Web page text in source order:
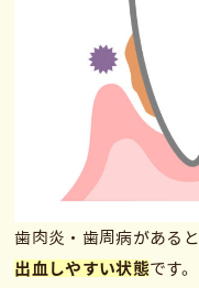
歯肉炎・歯周病があると
出血しやすい状態です。